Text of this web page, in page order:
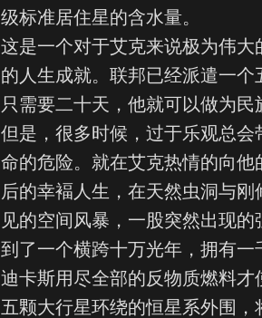
级标准居住星的含水量。
这是一个对于艾克来说极为伟
的人生成就。联邦已经派遣一个
只需要二十天，他就可以做为民
但是，很多时候，过于乐观总
命的危险。就在艾克热情的向
后的幸褔人生，在天然虫洞与
见的空间风暴，一股突然出现
到了一个横跨十万光年，拥有一
迪卡斯用尽全部的反物质燃料
五颗大行星环绕的恒星系外围